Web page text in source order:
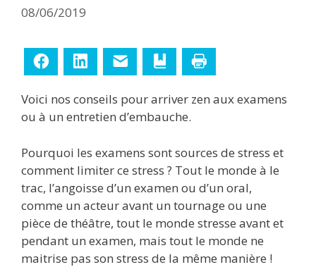
08/06/2019
Facebook LinkedIn Ajouter aux favoris
Voici nos conseils pour arriver zen aux examens
ou à un entretien d’embauche.
Pourquoi les examens sont sources de stress et
comment limiter ce stress ? Tout le monde à le
trac, l’angoisse d’un examen ou d’un oral,
comme un acteur avant un tournage ou une
pièce de théâtre, tout le monde stresse avant et
pendant un examen, mais tout le monde ne
maitrise pas son stress de la même manière !